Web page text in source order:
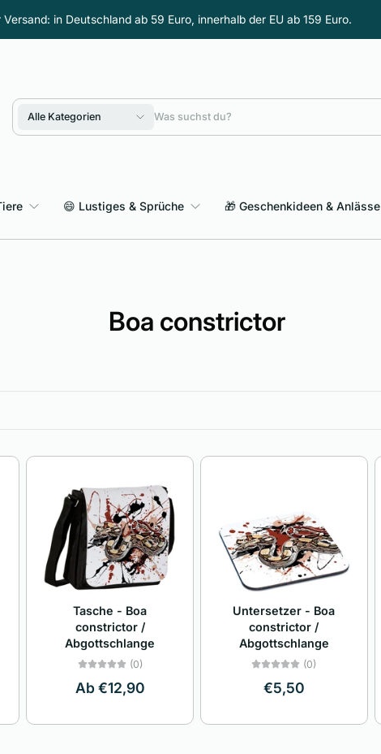
in Deutschland ab 59 Euro, innerhalb der EU ab 159 Euro.
Alle Kategorien
😄 Lustiges & Sprüche 🎁 Geschenkideen & Anlässe
Boa constrictor
Tasche - Boa
constrictor /
Abgottschlange
(0)
Ab €12,90
Untersetzer - Boa
constrictor /
Abgottschlange
(0)
€5,50